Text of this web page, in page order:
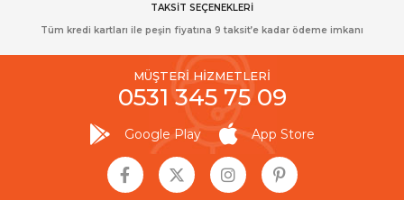
TAKSİT SEÇENEKLERİ
Tüm kredi kartları ile peşin fiyatına 9 taksit’e kadar ödeme imkanı
MÜŞTERİ HİZMETLERİ
0531 345 75 09
Google Play App Store